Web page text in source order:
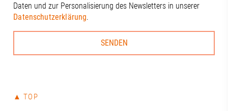
Daten und zur Personalisierung des Newsletters in unserer
Datenschutzerklärung.
▲ TOP